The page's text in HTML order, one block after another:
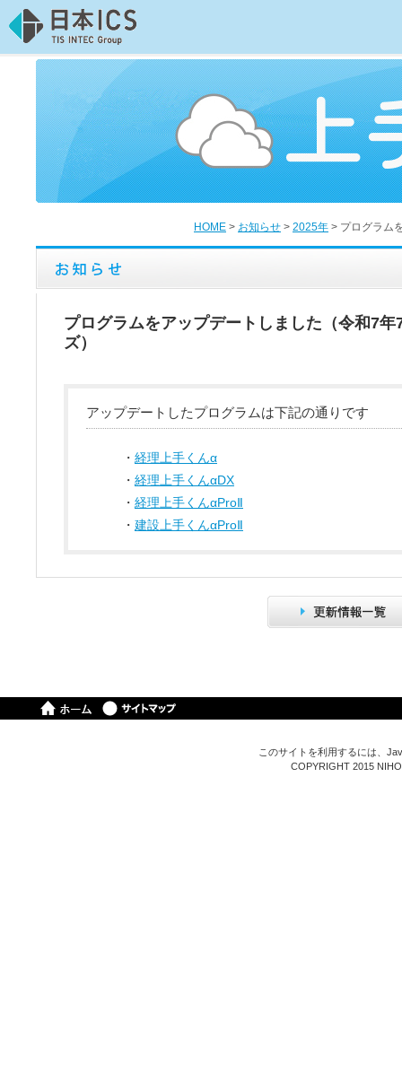
HOME > お知らせ > 2025年 > プログラム
プログラムをアップデートしました（令和7
ズ）
アップデートしたプログラムは下記の通りです
・ 経理上手くんα
・ 経理上手くんαDX
・ 経理上手くんαProⅡ
・ 建設上手くんαProⅡ
このサイトを利用するには、
COPYRIGHT 2015